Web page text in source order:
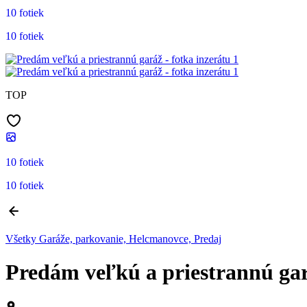
10 fotiek
10 fotiek
TOP
10 fotiek
10 fotiek
Všetky Garáže, parkovanie, Helcmanovce, Predaj
Predám veľkú a priestrannú